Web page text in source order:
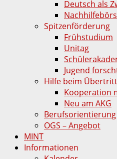
Deutsch als
Spitzenförderung
Frühstudium
Unitag
Jugend
Hilfe beim Übertritt
Kooperation
Neu am AKG
Berufsorientierung
OGS – Angebot
MINT
Informationen